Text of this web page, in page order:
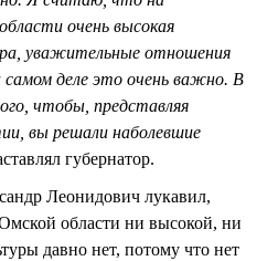
очень высокая
уважительные отношения
деле это очень важно. В
чтобы, представляя
вы решали наболевшие
губернатор.
Леонидович лукавил,
области ни высокой, ни
давно нет, потому что нет